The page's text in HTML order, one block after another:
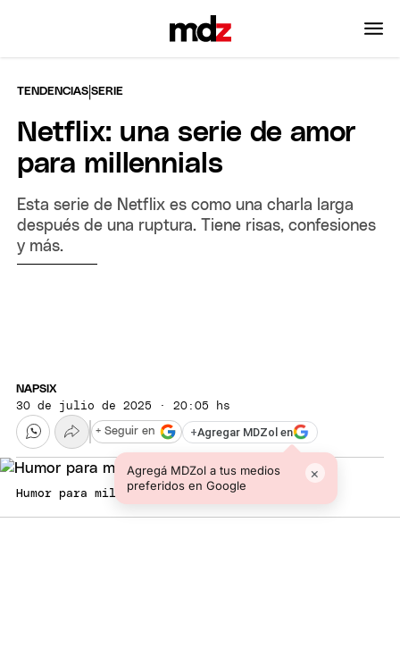
TENDENCIAS |SERIE
Netflix: una serie de amor
para millennials
Esta serie de Netflix es como una charla larga
después de una ruptura. Tiene risas, confesiones
y más.
NAPSIX
30 de julio de 2025 · 20:05 hs
+Agregar MDZol en
Agregá MDZol a tus medios
preferidos en Google
×
+ Seguir en
Humor para milennials.